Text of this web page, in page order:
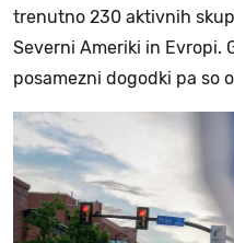
trenutno 230 aktivnih
Severni Ameriki in Evropi.
posamezni dogodki pa so